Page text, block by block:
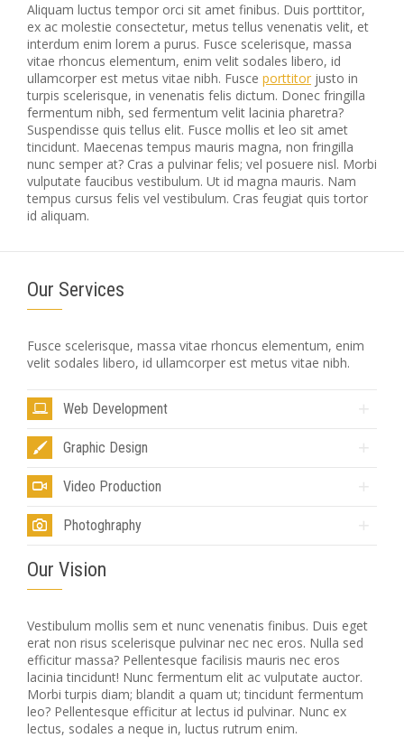
Aliquam luctus tempor orci sit amet finibus. Duis porttitor,
ex ac molestie consectetur, metus tellus venenatis velit, et
interdum enim lorem a purus. Fusce scelerisque, massa
vitae rhoncus elementum, enim velit sodales libero, id
ullamcorper est metus vitae nibh. Fusce porttitor justo in
turpis scelerisque, in venenatis felis dictum. Donec fringilla
fermentum nibh, sed fermentum velit lacinia pharetra?
Suspendisse quis tellus elit. Fusce mollis et leo sit amet
tincidunt. Maecenas tempus mauris magna, non fringilla
nunc semper at? Cras a pulvinar felis; vel posuere nisl. Morbi
vulputate faucibus vestibulum. Ut id magna mauris. Nam
tempus cursus felis vel vestibulum. Cras feugiat quis tortor
id aliquam.
Our Services
Fusce scelerisque, massa vitae rhoncus elementum, enim
velit sodales libero, id ullamcorper est metus vitae nibh.
Web Development
Graphic Design
Video Production
Photoghraphy
Our Vision
Vestibulum mollis sem et nunc venenatis finibus. Duis eget
erat non risus scelerisque pulvinar nec nec eros. Nulla sed
efficitur massa? Pellentesque facilisis mauris nec eros
lacinia tincidunt! Nunc fermentum elit ac vulputate auctor.
Morbi turpis diam; blandit a quam ut; tincidunt fermentum
leo? Pellentesque efficitur at lectus id pulvinar. Nunc ex
lectus, sodales a neque in, luctus rutrum enim.